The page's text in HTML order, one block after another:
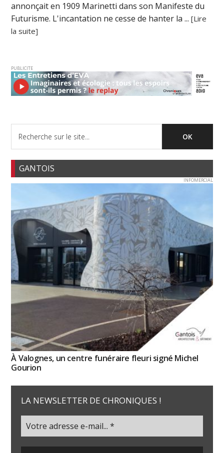
annonçait en 1909 Marinetti dans son Manifeste du
Futurisme. L'incantation ne cesse de hanter la ...[Lire
la suite]
PUBLICITE
GANTOIS
INFOMERCIAL
À Valognes, un centre funéraire fleuri signé Michel
Gourion
LA NEWSLETTER DE CHRONIQUES !